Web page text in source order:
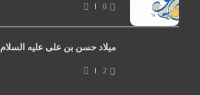
0
میلاد حسن بن علی علیه السلام
2